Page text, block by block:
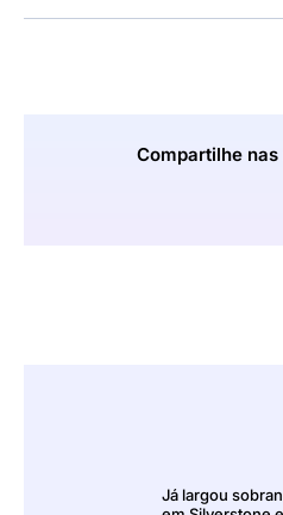
Compartilhe
Já largou